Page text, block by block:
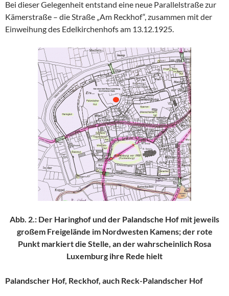
Bei dieser Gelegenheit entstand eine neue Parallelstraße zur
Kämerstraße – die Straße „Am Reckhof“, zusammen mit der
Einweihung des Edelkirchenhofs am 13.12.1925.
Abb. 2.: Der Haringhof und der Palandsche Hof mit jeweils
großem Freigelände im Nordwesten Kamens; der rote
Punkt markiert die Stelle, an der wahrscheinlich Rosa
Luxemburg ihre Rede hielt
Palandscher Hof, Reckhof, auch Reck-Palandscher Hof